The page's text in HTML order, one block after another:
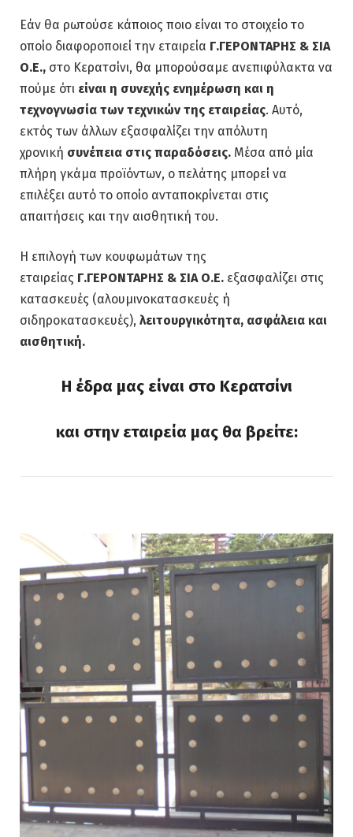
Εάν θα ρωτούσε κάποιος ποιο είναι το στοιχείο το
οποίο διαφοροποιεί την εταιρεία Γ.ΓΕΡΟΝΤΑΡΗΣ & ΣΙΑ
Ο.Ε., στο Κερατσίνι, θα μπορούσαμε ανεπιφύλακτα να
πούμε ότι είναι η συνεχής ενημέρωση και η
τεχνογνωσία των τεχνικών της εταιρείας. Αυτό,
εκτός των άλλων εξασφαλίζει την απόλυτη
χρονική συνέπεια στις παραδόσεις. Μέσα από μία
πλήρη γκάμα προϊόντων, ο πελάτης μπορεί να
επιλέξει αυτό το οποίο ανταποκρίνεται στις
απαιτήσεις και την αισθητική του.
Η επιλογή των κουφωμάτων της
εταιρείας Γ.ΓΕΡΟΝΤΑΡΗΣ & ΣΙΑ Ο.Ε. εξασφαλίζει στις
κατασκευές (αλουμινοκατασκευές ή
σιδηροκατασκευές), λειτουργικότητα, ασφάλεια και
αισθητική.
Η έδρα μας είναι στο Κερατσίνι
και στην εταιρεία μας θα βρείτε: